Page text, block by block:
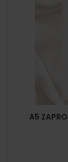
A5